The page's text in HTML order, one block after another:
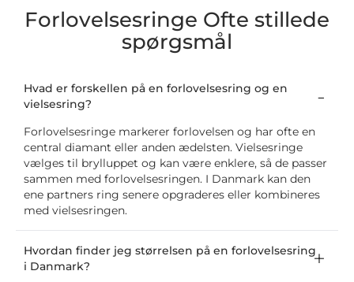
Forlovelsesringe Ofte stillede
spørgsmål
Hvad er forskellen på en forlovelsesring og en
vielsesring?
Forlovelsesringe markerer forlovelsen og har ofte en
central diamant eller anden ædelsten. Vielsesringe
vælges til brylluppet og kan være enklere, så de passer
sammen med forlovelsesringen. I Danmark kan den
ene partners ring senere opgraderes eller kombineres
med vielsesringen.
Hvordan finder jeg størrelsen på en forlovelsesring
i Danmark?